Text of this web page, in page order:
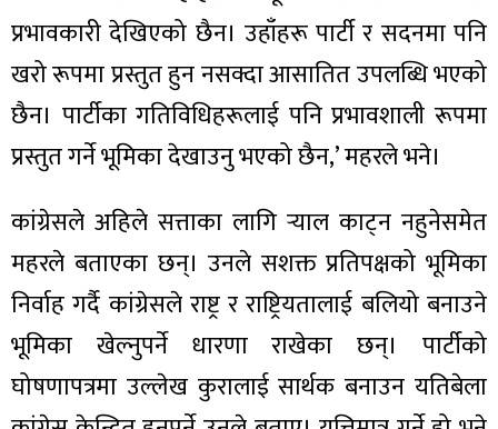
प्रभावकारी देखिएको छैन। उहाँहरू पार्टी र सदनमा पनि
खरो रूपमा प्रस्तुत हुन नसक्दा आसातित उपलब्धि भएको
छैन। पार्टीका गतिविधिहरूलाई पनि प्रभावशाली रूपमा
प्रस्तुत गर्ने भूमिका देखाउनु भएको छैन,’ महरले भने।
कांग्रेसले अहिले सत्ताका लागि र्‍याल काट्न नहुनेसमेत
महरले बताएका छन्। उनले सशक्त प्रतिपक्षको भूमिका
निर्वाह गर्दै कांग्रेसले राष्ट्र र राष्ट्रियतालाई बलियो बनाउने
भूमिका खेल्नुपर्ने धारणा राखेका छन्। पार्टीको
घोषणापत्रमा उल्लेख कुरालाई सार्थक बनाउन यतिबेला